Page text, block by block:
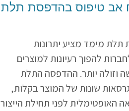
אב טיפוס בהדפסת תלת
תלת מימד מציע יתרונות
להפוך רעיונות למוצרים
וזולה יותר. ההדפסה התלת
שונות של המוצר בקלות,
האופטימלית לפני תחילת הייצור